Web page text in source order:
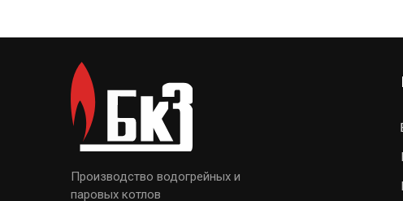
Производство водогрейных и
паровых котлов